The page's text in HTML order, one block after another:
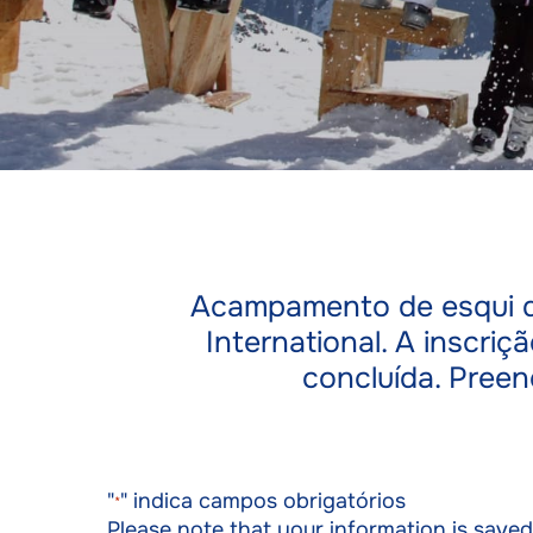
Acampamento de esqui
International. A
concluída.
"*" indica campos obrigatórios